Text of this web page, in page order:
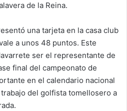
de la Reina.
una tarjeta en la casa club
a unos 48 puntos. Este
ser el representante de
final del campeonato de
en el calendario nacional
del golfista tomellosero a